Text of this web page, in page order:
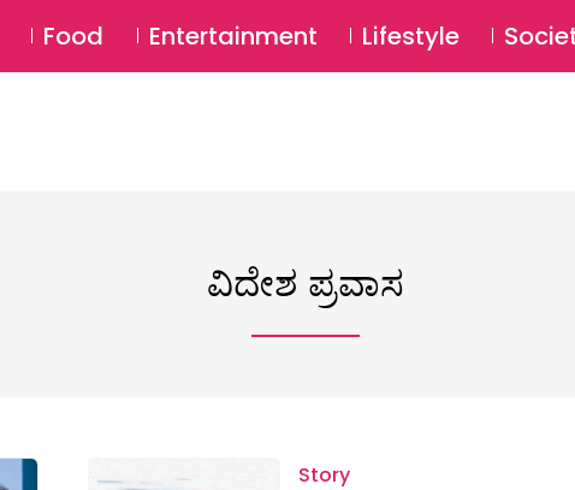
Food Entertainment Lifestyle
ವಿದೇಶ ಪ್ರವಾಸ
Story